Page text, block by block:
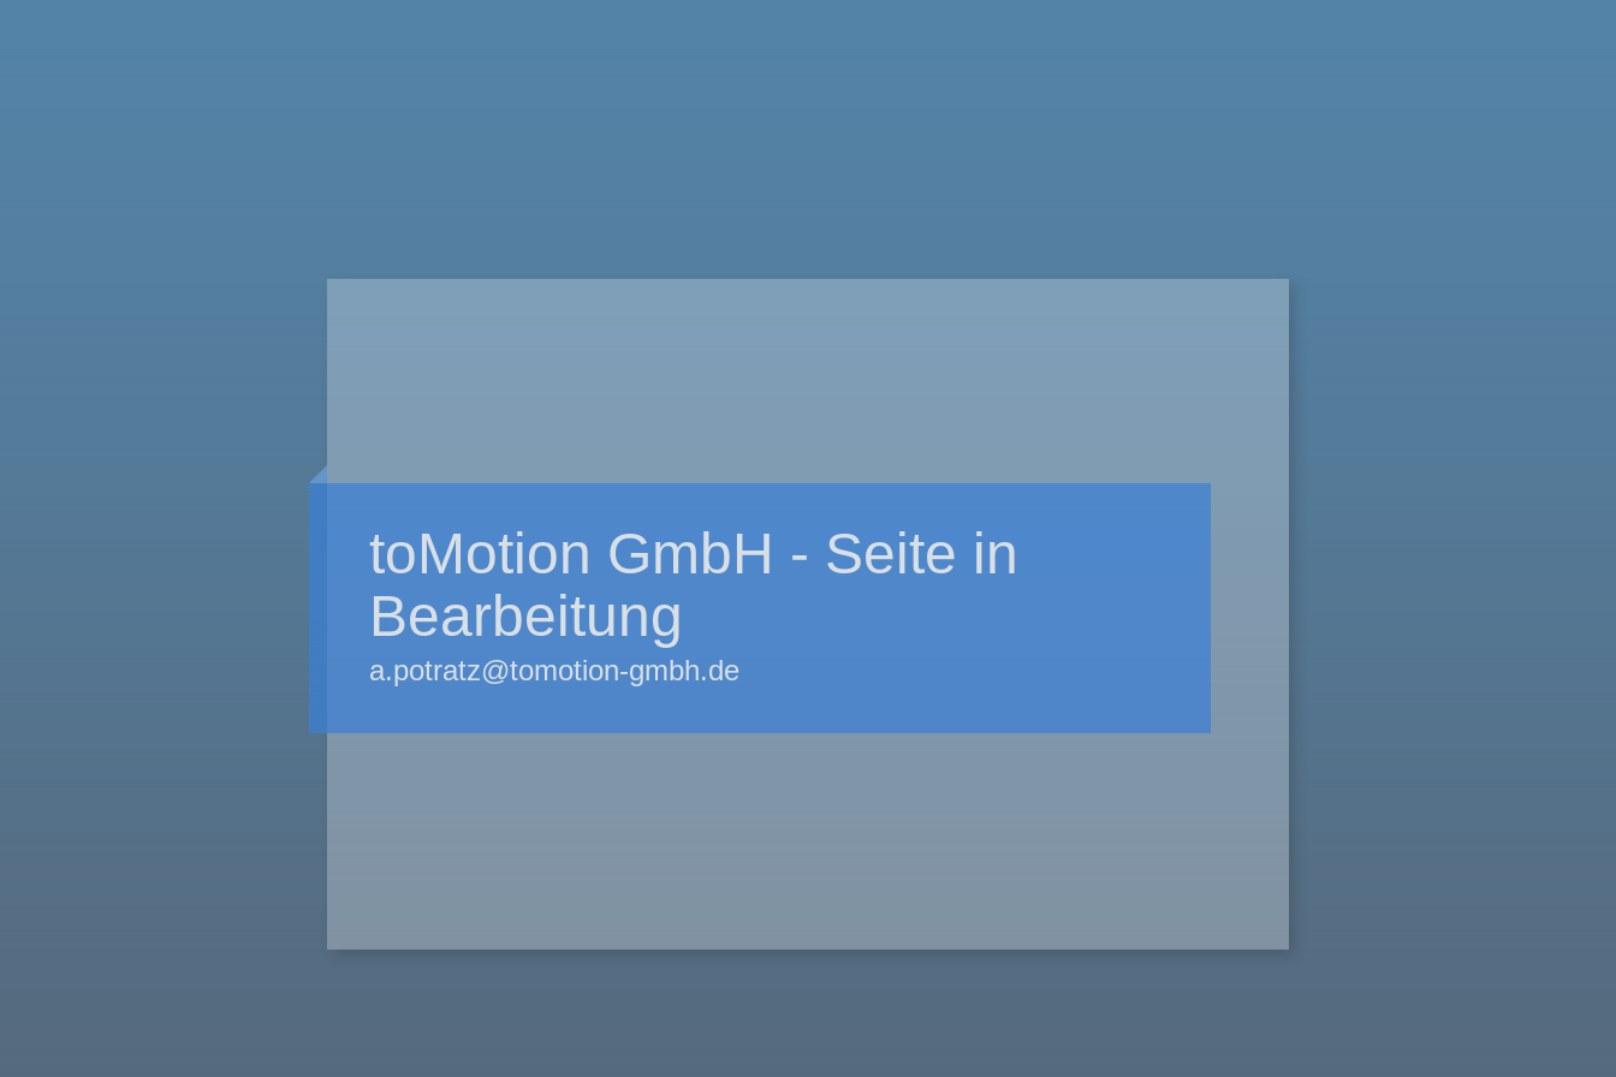
toMotion GmbH - Seite in
Bearbeitung
a.potratz@tomotion-gmbh.de